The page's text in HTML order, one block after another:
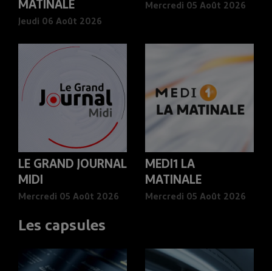
MATINALE
Jeudi 06 Août 2026
Mercredi 05 Août 2026
LE GRAND JOURNAL
MIDI
Mercredi 05 Août 2026
MEDI1 LA
MATINALE
Mercredi 05 Août 2026
Les capsules